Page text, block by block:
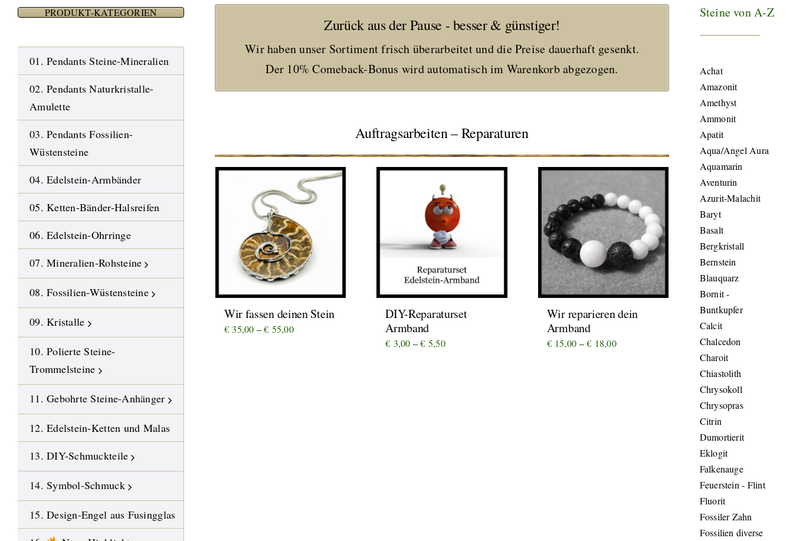
Zurück aus der Pause - besser & günstiger!
Wir haben unser Sortiment frisch überarbeitet und die Preise dauerhaft gesenkt.
Der 10% Comeback-Bonus wird automatisch im Warenkorb abgezogen.
Auftragsarbeiten – Reparaturen
Wir fassen deinen Stein
€ 35,00 –€ 55,00Preisspanne:
DIY-Reparaturset
Armband
€ 3,00 –€ 5,50Preisspanne:
Wir reparieren dein
Armband
€15,00 –€ 18,00Preisspanne:
PRODUKT-KATEGORIEN
01. Pendants Steine-Mineralien
02. Pendants Naturkristalle-
Amulette
03. Pendants Fossilien-
Wüstensteine
04. Edelstein-Armbänder
05. Ketten-Bänder-Halsreifen
06. Edelstein-Ohrringe
07. Mineralien-Rohsteine
08. Fossilien-Wüstensteine
09. Kristalle
10. Polierte Steine-
Trommelsteine
11. Gebohrte Steine-Anhänger
12. Edelstein-Ketten und Malas
13. DIY-Schmuckteile
14. Symbol-Schmuck
15. Design-Engel aus Fusingglas
Steine von A-Z
Achat
Amazonit
Amethyst
Ammonit
Apatit
Aqua/Angel Aura
Aquamarin
Aventurin
Azurit-Malachit
Baryt
Basalt
Bergkristall
Bernstein
Blauquarz
Bornit -
Buntkupfer
Calcit
Chalcedon
Charoit
Chiastolith
Chrysokoll
Chrysopras
Citrin
Dumortierit
Eklogit
Falkenauge
Feuerstein - Flint
Fluorit
Fossiler Zahn
Fossilien diverse